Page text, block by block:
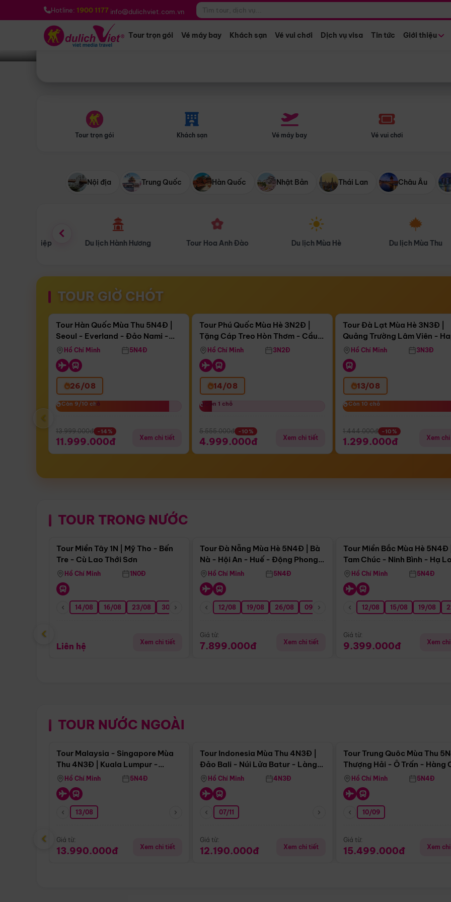
Hotline: 1900 1177 info@dulichviet.com.vn
Tour trọn gói Vé máy bay Khách sạn Vé vui chơi Dịch vụ visa Tin tức Giới thiệu
Bạn muốn đi đâu? *
Tour trọn gói Khách sạn Vé máy bay Vé vui chơi
Nội địa Trung Quốc Hàn Quốc Nhật Bản Thái Lan Châu Âu
Du lịch Hành Hương Tour Hoa Anh Đào Du lịch Mùa Hè Du lịch Mùa Thu
TOUR GIỜ CHÓT
Còn17 ngày 12:59:06
Bay Sun Phuquoc Airways
Điểm nổi bật
Tour Hàn Quốc Mùa Thu 5N4Đ |
Seoul - Everland - Đảo Nami -
Tháp Namsan (Bay Sun Phuquoc
Airways)
Hồ Chí Minh 5N4Đ
26/08
Còn 9/10 chỗ
Còn 9/10 chỗ
13.999.000đ -14%
11.999.000đ Xem chi tiết
Còn05 ngày 12:59:06
Tặng Cáp Treo Hòn Thơm
Tour Phú Quốc Mùa Hè 3N2Đ |
Tặng Cáp Treo Hòn Thơm - Cầu
Hôn - Công Viên Nước Aquatopia
Hồ Chí Minh 3N2Đ
14/08
Còn 1 chỗ
Còn 1 chỗ
5.555.000đ -10%
4.999.000đ Xem chi tiết
Còn04 ngày 12:59:06
Tour Đà Lạt Mùa Hè 3N3Đ |
Quảng Trường Lâm Viên -
Hill - Puppy Farm
Hồ Chí Minh 3N3Đ
13/08
Còn 10 chỗ
Còn 10 chỗ
1.444.000đ -10%
1.299.000đ Xem
‹
TOUR TRONG NƯỚC
Điểm nổi bật
Tour Miền Tây 1N | Mỹ Tho - Bến
Tre - Cù Lao Thới Sơn
Hồ Chí Minh 1N0Đ
14/08 16/08 23/08 30/08 06/09 13/09 20/09 27/09
Liên hệ Xem chi tiết
Tour Đà Nẵng Mùa Hè 5N4Đ | Bà
Nà - Hội An - Huế - Động Phong
NhaHồ Chí Minh 5N4Đ
12/08 19/08 26/08 09/09 16/09 23/09 30/09 07/10
Giá từ:
7.899.000đ Xem chi tiết
Tour Miền Bắc Mùa Hè 5N4Đ |
Tam Chúc - Ninh Bình - Hạ
Hồ Chí Minh 5N4Đ
12/08 15/08 19/08
Giá từ:
9.399.000đ Xem
‹
TOUR NƯỚC NGOÀI
Điểm nổi bật
Tour Malaysia - Singapore Mùa
Thu 4N3Đ | Kuala Lumpur -
Malacca - Johor Baru -
Singapore
Hồ Chí Minh 5N4Đ
13/08
Giá từ:
13.990.000đ Xem chi tiết
Tour Indonesia Mùa Thu 4N3Đ |
Đảo Bali - Núi Lửa Batur - Làng
Penglipuran
Hồ Chí Minh 4N3Đ
07/11
Giá từ:
12.190.000đ Xem chi tiết
Tour Trung Quôc Mùa Thu
Thượng Hải - Ô Trấn - Hàng
(Tour Không Shopping)
Hồ Chí Minh 5N4Đ
10/09
Giá từ:
15.499.000đ Xem
‹